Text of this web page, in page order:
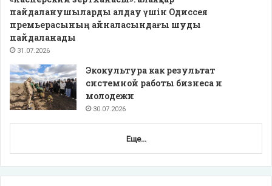
пайдаланушыларды алдау үшін Одиссея
премьерасының айналасындағы шуды
пайдаланады
31.07.2026
Экокультура как результат
системной работы бизнеса и
молодежи
30.07.2026
Еще...